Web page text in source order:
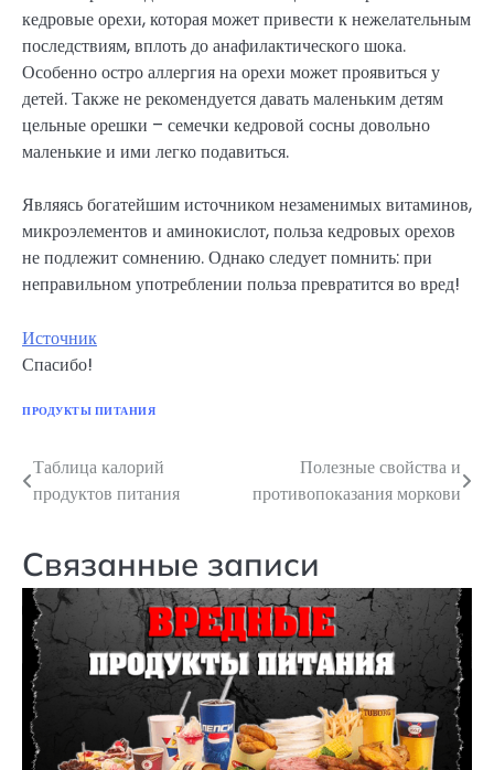
кедровые орехи, которая может привести к нежелательным
последствиям, вплоть до анафилактического шока.
Особенно остро аллергия на орехи может проявиться у
детей. Также не рекомендуется давать маленьким детям
цельные орешки – семечки кедровой сосны довольно
маленькие и ими легко подавиться.
Являясь богатейшим источником незаменимых витаминов,
микроэлементов и аминокислот, польза кедровых орехов
не подлежит сомнению. Однако следует помнить: при
неправильном употреблении польза превратится во вред!
Источник
Спасибо!
ПРОДУКТЫ ПИТАНИЯ
Навигация
по
записям
Таблица калорий
продуктов питания
Полезные свойства и
противопоказания моркови
Связанные записи